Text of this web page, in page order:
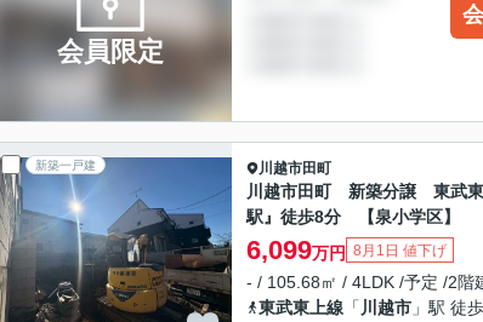
会員限定
新築一戸建 川越市田町
川越市田町 新築分譲 東武東
駅』徒歩8分 【泉小学区】
6,099万円 8月1日 値下げ
- / 105.68㎡ / 4LDK /予定 /2階
東武東上線 「 川越市 」駅 徒